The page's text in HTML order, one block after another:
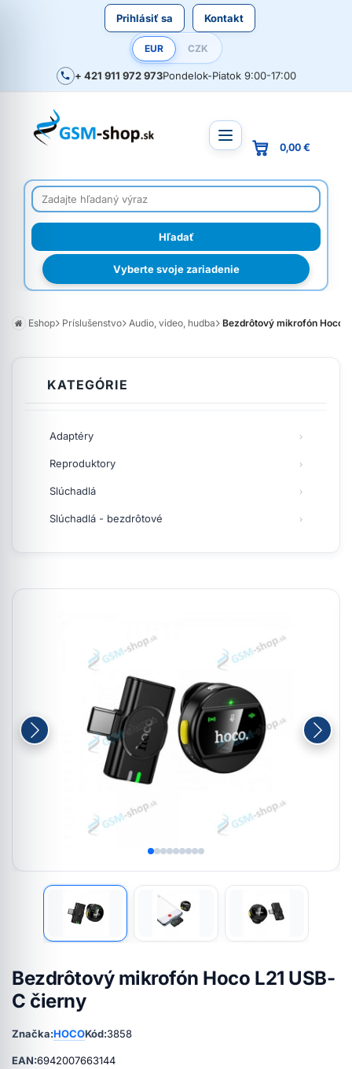
Prihlásiť sa Kontakt
EUR CZK
+ 421 911 972 973Pondelok-Piatok 9:00-17:00
Vyberte svoje zariadenie
0,00 €
Eshop Príslušenstvo Audio, video, hudba Bezdrôtový mikrofón Hoco
KATEGÓRIE
Adaptéry
Reproduktory
Slúchadlá
Slúchadlá - bezdrôtové
Bezdrôtový mikrofón Hoco L21 USB-
C čierny
Značka:HOCOKód:3858
EAN:6942007663144